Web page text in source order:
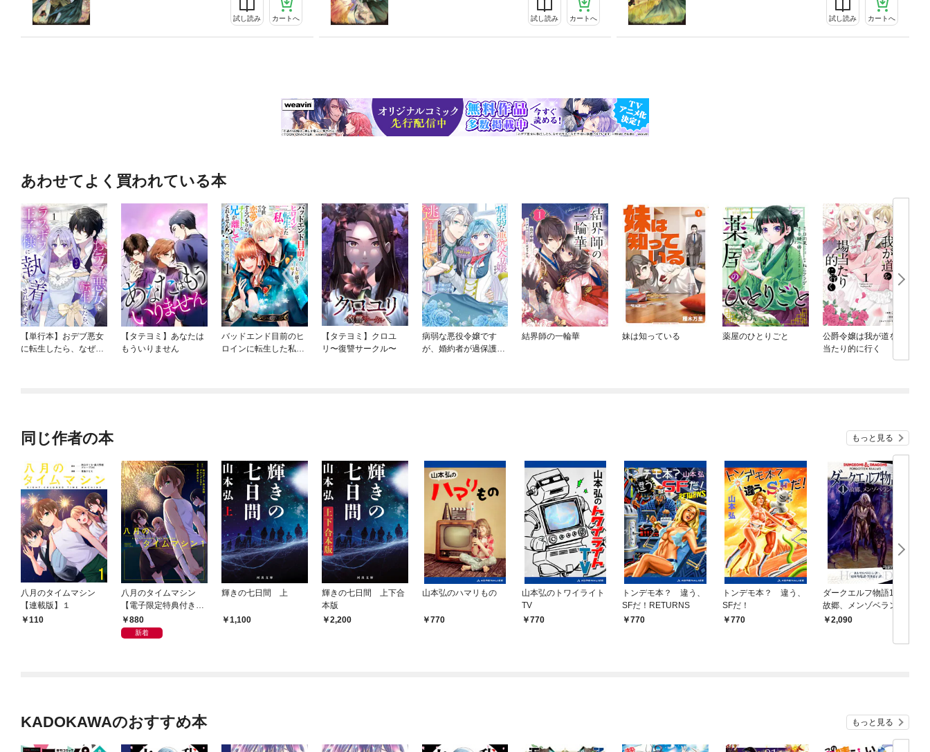
試し読み カートへ 試し読み カートへ 試し読み カートへ
あわせてよく買われている本
【単行本】おデブ悪女
に転生したら、なぜか
【タテヨミ】あなたは
もういりません
バッドエンド目前のヒ
ロインに転生した私、
【タテヨミ】クロユ
リ〜復讐サークル〜
病弱な悪役令嬢です
が、婚約者が過保護す
結界師の一輪華 妹は知っている 薬屋のひとりごと
公爵令嬢は我が道を場
当たり的に行く
同じ作者の本 もっと見る
八月のタイムマシン
【連載版】１
110
八月のタイムマシン
【電子限定特典付き】
(1)880
新着
輝きの七日間 上
1,100
輝きの七日間 上下合
本版
2,200
山本弘のハマリもの
770
山本弘のトワイライト
TV
770
トンデモ本？ 違う、
SFだ！RETURNS
770
トンデモ本？ 違う、
SFだ！
770
ダークエルフ物語1
故郷、メンゾベランザ
ン2,090
KADOKAWAのおすすめ本 もっと見る